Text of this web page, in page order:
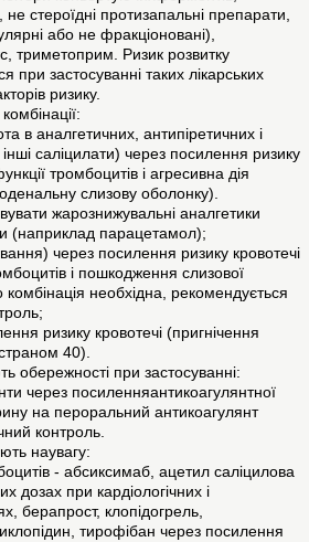
не стероїдні протизапальні препарати,
або не фракціоновані),
триметоприм. Ризик розвитку
при застосуванні таких лікарських
ризику.
в аналгетичних, антипіретичних і
саліцилати) через посилення ризику
тромбоцитів і агресивна дія
слизову оболонку).
жарознижувальні аналгетики
(наприклад парацетамол);
через посилення ризику кровотечі
і пошкодження слизової
необхідна, рекомендується
ризику кровотечі (пригнічення
40).
обережності при застосуванні:
через посиленняантикоагулянтної
на пероральний антикоагулянт
контроль.
наувагу:
- абсиксимаб, ацетил саліцилова
дозах при кардіологічних і
берапрост, клопідогрель,
тирофібан через посилення